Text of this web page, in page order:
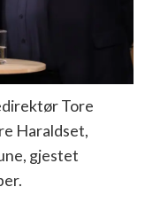
Tore
Haraldset,
gjestet